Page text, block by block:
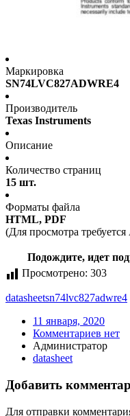
Маркировка
SN74LVC827ADWRE4
Производитель
Texas Instruments
Описание
Количество страниц
15 шт.
Форматы файла
HTML, PDF
(Для просмотра
Подождите, идет
Просмотрено: 303
datasheetsn74lvc827adwre4
11 января, 2020
Комментариев нет
Администратор
datasheet
Добавить
Для отправки